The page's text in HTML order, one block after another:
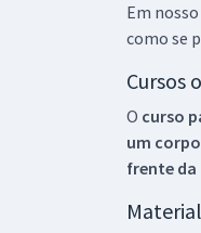
Em
como se
Cursos
O curso
um
frente da